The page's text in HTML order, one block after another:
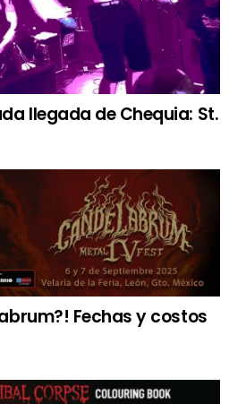
llegada de Chequia: St.
Fechas y costos